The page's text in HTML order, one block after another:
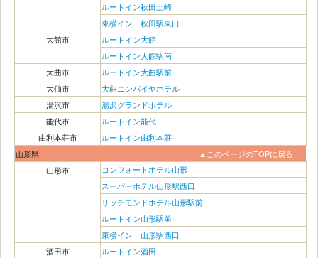
ルートイン秋田土崎
東横イン 秋田駅東口
大館市
ルートイン大館
ルートイン大館駅南
大曲市
ルートイン大曲駅前
大仙市
大曲エンパイヤホテル
湯沢市
湯沢グランドホテル
能代市
ルートイン能代
由利本荘市
ルートイン由利本荘
▲このページのTOPに戻る
山形県
山形市
コンフォートホテル山形
スーパーホテル山形駅西口
リッチモンドホテル山形駅前
ルートイン山形駅前
東横イン 山形駅西口
酒田市
ルートイン酒田